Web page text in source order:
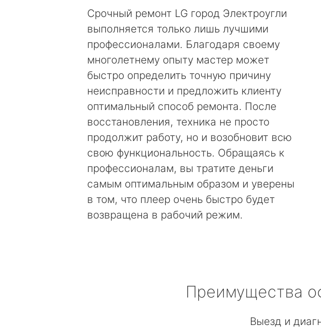
Срочный ремонт LG город Электроугли
выполняется только лишь лучшими
профессионалами. Благодаря своему
многолетнему опыту мастер может
быстро определить точную причину
неисправности и предложить клиенту
оптимальный способ ремонта. После
восстановления, техника не просто
продолжит работу, но и возобновит всю
свою функциональность. Обращаясь к
профессионалам, вы тратите деньги
самым оптимальным образом и уверены
в том, что плеер очень быстро будет
возвращена в рабочий режим.
Преимущества
Выезд и